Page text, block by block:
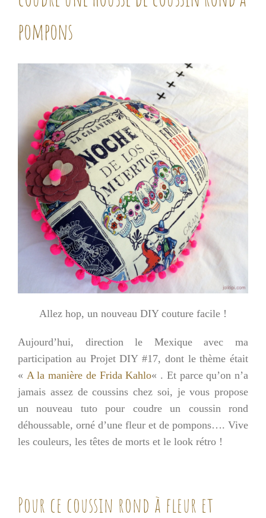
pompons
Allez hop, un nouveau DIY couture facile !
Aujourd’hui, direction le Mexique avec ma
participation au Projet DIY #17, dont le thème était
« A la manière de Frida Kahlo« . Et parce qu’on n’a
jamais assez de coussins chez soi, je vous propose
un nouveau tuto pour coudre un coussin rond
déhoussable, orné d’une fleur et de pompons…. Vive
les couleurs, les têtes de morts et le look rétro !
Pour ce coussin rond à fleur et